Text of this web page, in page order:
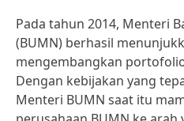
Pada tahun 2014, Menteri
(BUMN) berhasil
mengembangkan
Dengan kebijakan yang
Menteri BUMN saat itu